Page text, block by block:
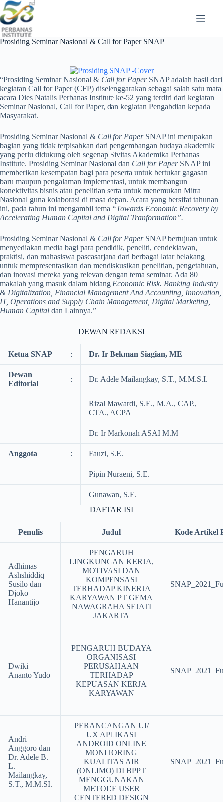
Skip
to
content
Prosiding Seminar Nasional & Call for Paper SNAP
“Prosiding Seminar Nasional & Call for PaperSNAP adalah hasil dari
kegiatan Call for Paper (CFP) diselenggarakan sebagai salah satu mata
acara Dies Natalis Perbanas Institute ke-52 yang terdiri dari kegiatan
Seminar Nasional, Call for Paper, dan kegiatan Pengabdian kepada
Masyarakat.
Prosiding Seminar Nasional & Call for PaperSNAP ini merupakan
bagian yang tidak terpisahkan dari pengembangan budaya akademik
yang perlu didukung oleh segenap Sivitas Akademika Perbanas
Institute. Prosiding Seminar Nasional dan Call for PaperSNAP ini
memberikan kesempatan bagi para peserta untuk bertukar gagasan
baru maupun pengalaman implementasi, untuk membangun
konektivitas bisnis atau penelitian serta untuk menemukan Mitra
Nasional guna kolaborasi di masa depan. Acara yang bersifat tahunan
ini, pada tahun ini mengambil tema “Towards Economic Recovery by
Accelerating Human Capital and Digital Tranformation”.
Prosiding Seminar Nasional & Call for PaperSNAP bertujuan untuk
menyediakan media bagi para pendidik, peneliti, cendekiawan,
praktisi, dan mahasiswa pascasarjana dari berbagai latar belakang
untuk mempresentasikan dan mendiskusikan penelitian, pengetahuan,
dan inovasi mereka yang relevan dengan tema seminar. Ada 80
makalah yang masuk dalam bidang Economic Risk. Banking Industry
& Digitalization, Financial Management And Accounting, Innovation,
IT, Operations and Supply Chain Management, Digital Marketing,
Human Capital dan Lainnya.”
DEWAN REDAKSI
Ketua SNAP : Dr. Ir Bekman Siagian, ME
Dewan
Editorial
: Dr. Adele Mailangkay, S.T., M.M.S.I.
Rizal Mawardi, S.E., M.A., CAP.,
CTA., ACPA
Dr. Ir Markonah ASAI M.M
Anggota : Fauzi, S.E.
Pipin Nuraeni, S.E.
Gunawan, S.E.
DAFTAR ISI
Penulis Judul Kode Artikel
Adhimas
Ashshiddiq
Susilo dan
Djoko
Hanantijo
PENGARUH
LINGKUNGAN KERJA,
MOTIVASI DAN
KOMPENSASI
TERHADAP KINERJA
KARYAWAN PT GEMA
NAWAGRAHA SEJATI
JAKARTA
Dwiki
Ananto Yudo
PENGARUH BUDAYA
ORGANISASI
PERUSAHAAN
TERHADAP
KEPUASAN KERJA
KARYAWAN
Andri
Anggoro dan
Dr. Adele B.
L.
Mailangkay,
S.T., M.M.SI.
PERANCANGAN UI/
UX APLIKASI
ANDROID ONLINE
MONITORING
KUALITAS AIR
(ONLIMO) DI BPPT
MENGGUNAKAN
METODE USER
CENTERED DESIGN